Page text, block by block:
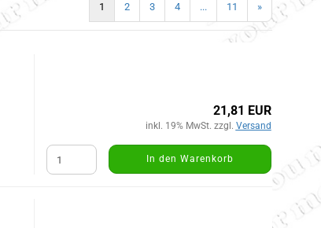
1 2 3 4 ... 11 »
21,81 EUR
inkl. 19% MwSt. zzgl. Versand
In den Warenkorb